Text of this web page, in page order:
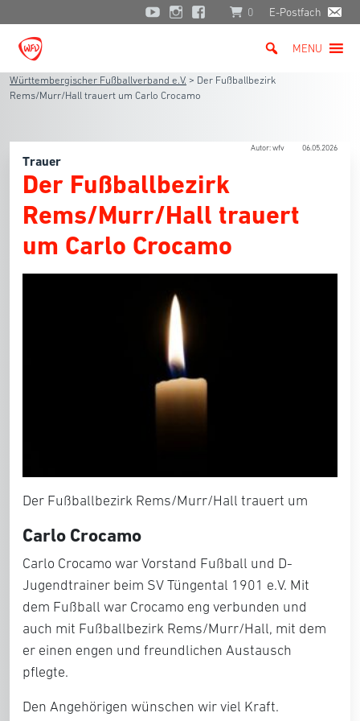
0 E-Postfach
MENU
Württembergischer Fußballverband e.V. > Der Fußballbezirk
Rems/Murr/Hall trauert um Carlo Crocamo
Autor: wfv 06.05.2026
Trauer
Der Fußballbezirk
Rems/Murr/Hall trauert
um Carlo Crocamo
Der Fußballbezirk Rems/Murr/Hall trauert um
Carlo Crocamo
Carlo Crocamo war Vorstand Fußball und D-
Jugendtrainer beim SV Tüngental 1901 e.V. Mit
dem Fußball war Crocamo eng verbunden und
auch mit Fußballbezirk Rems/Murr/Hall, mit dem
er einen engen und freundlichen Austausch
pflegte.
Den Angehörigen wünschen wir viel Kraft.